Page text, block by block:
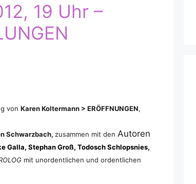
19 Uhr –
von Karen Koltermann > ERÖFFNUNGEN,
Schwarzbach, zusammen mit den Autoren
Galla, Stephan Groß, Todosch Schlopsnies,
mit unordentlichen und ordentlichen